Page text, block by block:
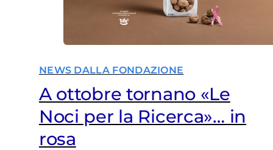
NEWS DALLA FONDAZIONE
A ottobre tornano «Le
Noci per la Ricerca»… in
rosa